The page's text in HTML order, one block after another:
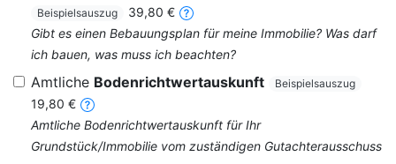
Beispielsauszug
39,80 €
Gibt es einen Bebauungsplan für meine Immobilie? Was darf
ich bauen, was muss ich beachten?
Amtliche Bodenrichtwertauskunft Beispielsauszug
19,80 €
Amtliche Bodenrichtwertauskunft für Ihr
Grundstück/Immobilie vom zuständigen Gutachterausschuss